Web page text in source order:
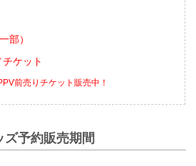
部）
ケット
前売りチケット販売中！
ズ予約販売期間